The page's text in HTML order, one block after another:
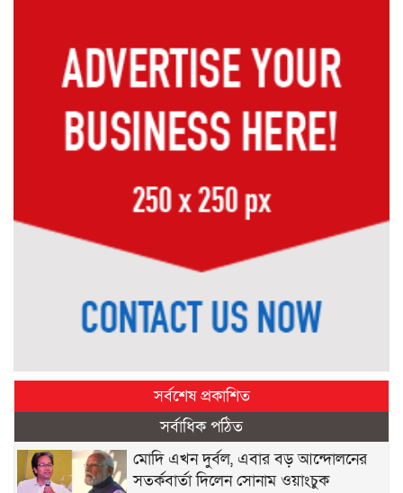
সর্বশেষ প্রকাশিত
সর্বাধিক পঠিত
মোদি এখন দুর্বল, এবার বড় আন্দোলনের
সতর্কবার্তা দিলেন সোনাম ওয়াংচুক